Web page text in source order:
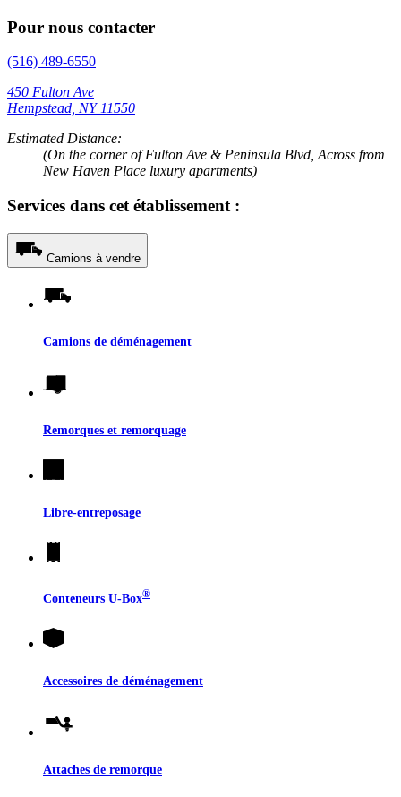
Pour nous contacter
(516) 489-6550
450 Fulton Ave
Hempstead, NY 11550
Estimated Distance:
(On the corner of Fulton Ave & Peninsula Blvd, Across from
New Haven Place luxury apartments)
Services dans cet établissement :
Camions à vendre
Camions de déménagement
Remorques et remorquage
Libre-entreposage
Conteneurs U-Box®
Accessoires de déménagement
Attaches de remorque